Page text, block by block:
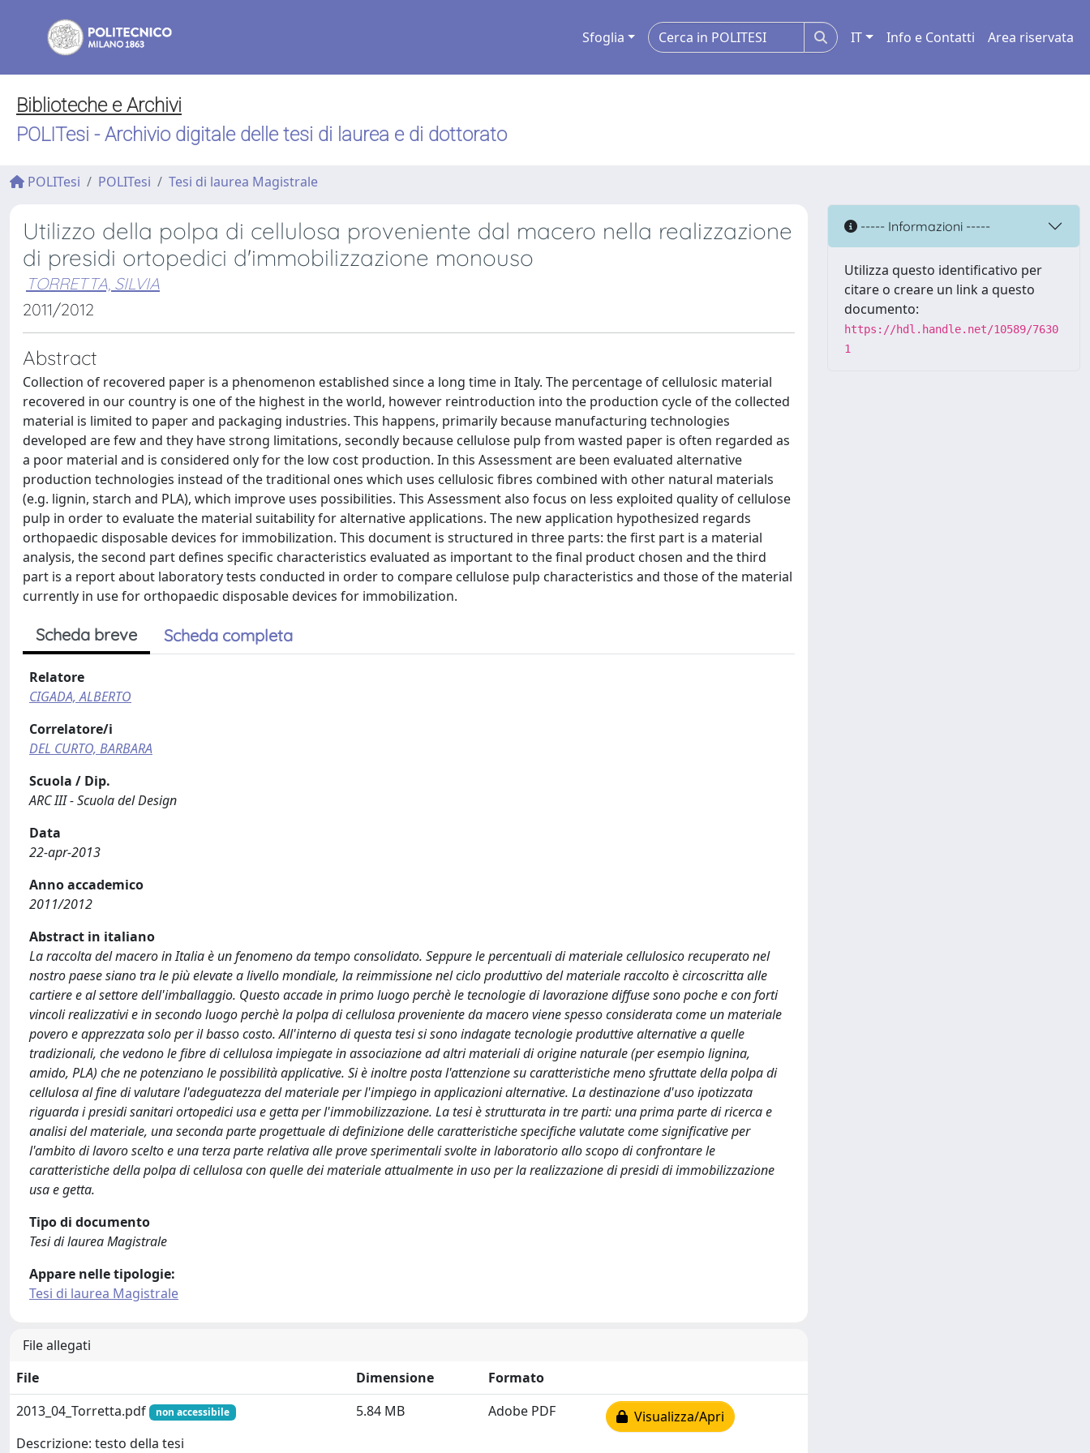
Sfoglia IT Info e Contatti Area riservata
Biblioteche e Archivi
POLITesi - Archivio digitale delle tesi di laurea e di dottorato
POLITesi POLITesi Tesi di laurea Magistrale
Utilizzo della polpa di cellulosa proveniente dal macero nella realizzazione
di presidi ortopedici d'immobilizzazione monouso
TORRETTA, SILVIA
2011/2012
Abstract
Collection of recovered paper is a phenomenon established since a long time in Italy. The percentage of cellulosic material
recovered in our country is one of the highest in the world, however reintroduction into the production cycle of the collected
material is limited to paper and packaging industries. This happens, primarily because manufacturing technologies
developed are few and they have strong limitations, secondly because cellulose pulp from wasted paper is often regarded as
a poor material and is considered only for the low cost production. In this Assessment are been evaluated alternative
production technologies instead of the traditional ones which uses cellulosic fibres combined with other natural materials
(e.g. lignin, starch and PLA), which improve uses possibilities. This Assessment also focus on less exploited quality of cellulose
pulp in order to evaluate the material suitability for alternative applications. The new application hypothesized regards
orthopaedic disposable devices for immobilization. This document is structured in three parts: the first part is a material
analysis, the second part defines specific characteristics evaluated as important to the final product chosen and the third
part is a report about laboratory tests conducted in order to compare cellulose pulp characteristics and those of the material
currently in use for orthopaedic disposable devices for immobilization.
Scheda breve Scheda completa
Relatore
CIGADA, ALBERTO
Correlatore/i
DEL CURTO, BARBARA
Scuola / Dip.
ARC III - Scuola del Design
Data
22-apr-2013
Anno accademico
2011/2012
Abstract in italiano
La raccolta del macero in Italia è un fenomeno da tempo consolidato. Seppure le percentuali di materiale cellulosico recuperato nel
nostro paese siano tra le più elevate a livello mondiale, la reimmissione nel ciclo produttivo del materiale raccolto è circoscritta alle
cartiere e al settore dell'imballaggio. Questo accade in primo luogo perchè le tecnologie di lavorazione diffuse sono poche e con forti
vincoli realizzativi e in secondo luogo perchè la polpa di cellulosa proveniente da macero viene spesso considerata come un materiale
povero e apprezzata solo per il basso costo. All'interno di questa tesi si sono indagate tecnologie produttive alternative a quelle
tradizionali, che vedono le fibre di cellulosa impiegate in associazione ad altri materiali di origine naturale (per esempio lignina,
amido, PLA) che ne potenziano le possibilità applicative. Si è inoltre posta l'attenzione su caratteristiche meno sfruttate della polpa di
cellulosa al fine di valutare l'adeguatezza del materiale per l'impiego in applicazioni alternative. La destinazione d'uso ipotizzata
riguarda i presidi sanitari ortopedici usa e getta per l'immobilizzazione. La tesi è strutturata in tre parti: una prima parte di ricerca e
analisi del materiale, una seconda parte progettuale di definizione delle caratteristiche specifiche valutate come significative per
l'ambito di lavoro scelto e una terza parte relativa alle prove sperimentali svolte in laboratorio allo scopo di confrontare le
caratteristiche della polpa di cellulosa con quelle dei materiale attualmente in uso per la realizzazione di presidi di immobilizzazione
usa e getta.
Tipo di documento
Tesi di laurea Magistrale
Appare nelle tipologie:
Tesi di laurea Magistrale
File allegati
File
Dimensione
Formato
2013_04_Torretta.pdf
non accessibile
Descrizione: testo della tesi
5.84 MB Adobe PDF Visualizza/Apri
----- Informazioni -----
Utilizza questo identificativo per
citare o creare un link a questo
documento:
https://hdl.handle.net/10589/7630
1